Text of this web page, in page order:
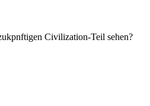
Civilization-Teil sehen?